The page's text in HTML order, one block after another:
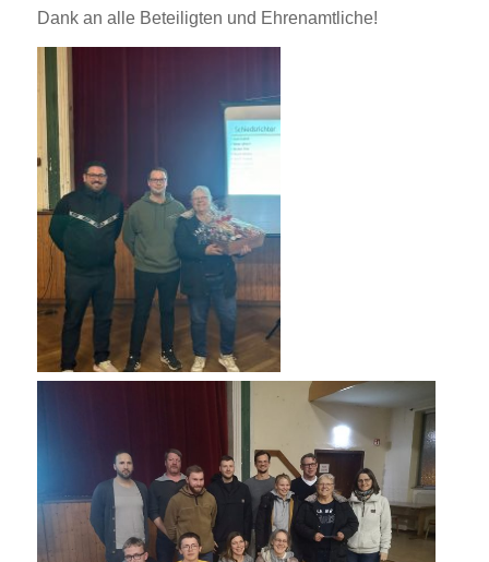
Dank an alle Beteiligten und Ehrenamtliche!